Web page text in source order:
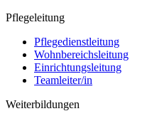
Pflegeleitung
Pflegedienstleitung
Wohnbereichsleitung
Einrichtungsleitung
Teamleiter/in
Weiterbildungen